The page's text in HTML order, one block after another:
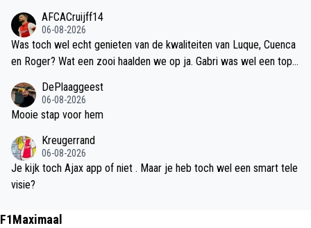
anavond... Dat wordt volgende week een formailteit, waarin je het
C elftal kan opstellen om blessures te voorkomen op het heuvelac
htige hobbelveld... Hopelijk maken Brandt en Ter Stegen alvast wa
t minuten, daar kijk ik wel naar uit!
AFCACruijff14
06-08-2026
Was toch wel echt genieten van de kwaliteiten van Luque, Cuenca
en Roger? Wat een zooi haalden we op ja. Gabri was wel een topp
DePlaaggeest
06-08-2026
Mooie stap voor hem
Kreugerrand
06-08-2026
Je kijk toch Ajax app of niet . Maar je heb toch wel een smart tele
visie?
F1Maximaal